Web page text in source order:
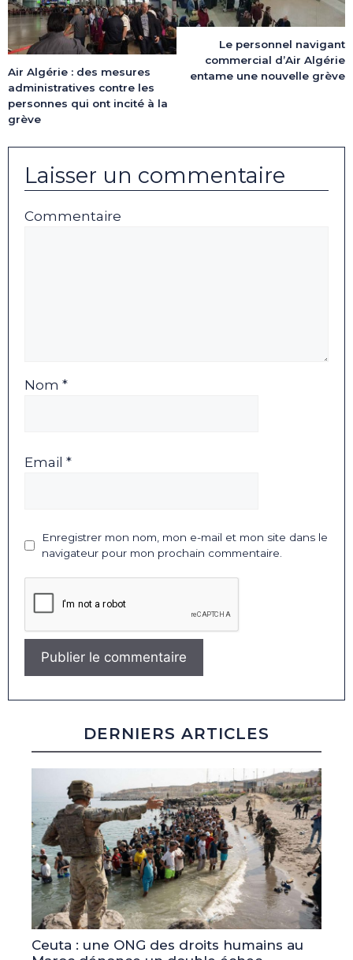
Air Algérie : des mesures
administratives contre les
personnes qui ont incité à la
grève
Le personnel navigant
commercial d’Air Algérie
entame une nouvelle grève
Laisser un commentaire
Commentaire
Nom *
Email *
Enregistrer mon nom, mon e-mail et mon site dans le
navigateur pour mon prochain commentaire.
DERNIERS ARTICLES
Ceuta : une ONG des droits humains au